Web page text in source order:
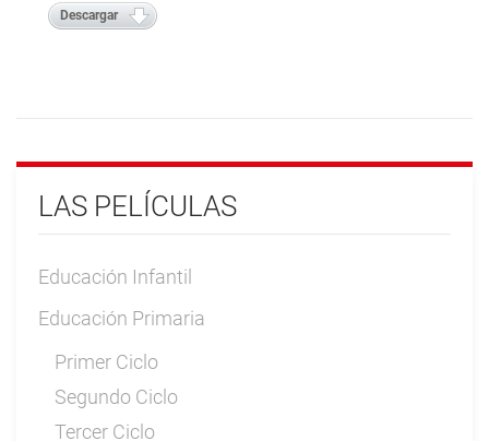
Descargar
LAS PELÍCULAS
Educación Infantil
Educación Primaria
Primer Ciclo
Segundo Ciclo
Tercer Ciclo